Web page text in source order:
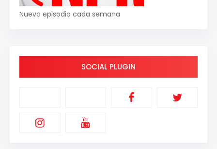
Nuevo episodio cada semana
SOCIAL PLUGIN